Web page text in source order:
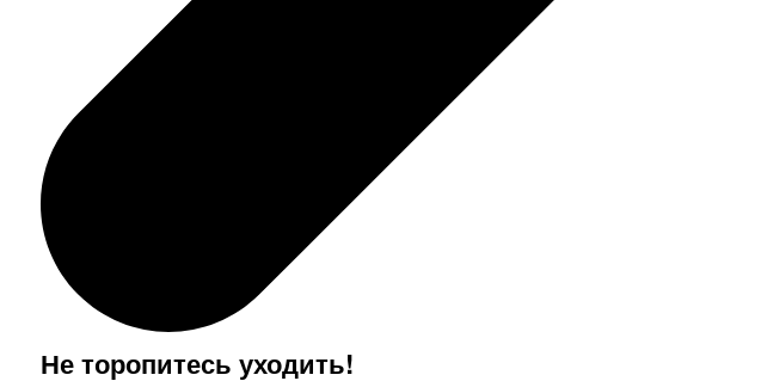
Не торопитесь уходить!